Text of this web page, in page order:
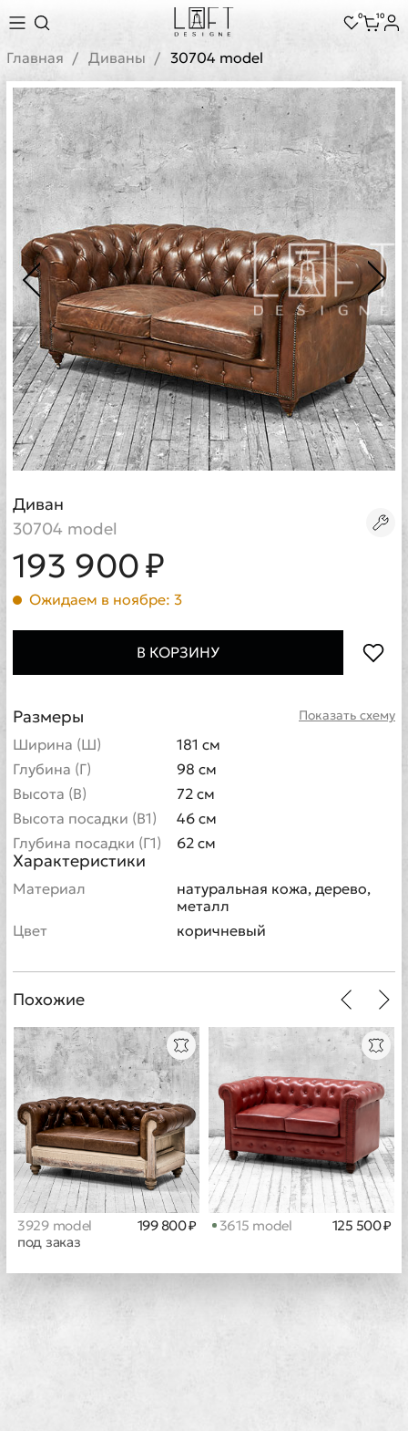
0 10
Главная Диваны 30704 model
Диван
30704 model
193 900 ₽
Ожидаем в ноябре: 3
В КОРЗИНУ
Показать схему
Размеры
Ширина (Ш)
181 см
Глубина (Г)
98 см
Высота (В)
72 см
Высота посадки (В1)
46 см
Глубина посадки (Г1)
62 см
Характеристики
Материал
натуральная кожа, дерево,
металл
Цвет
коричневый
Похожие
3929 model
под заказ
199 800 ₽ 3615 model 125 500 ₽